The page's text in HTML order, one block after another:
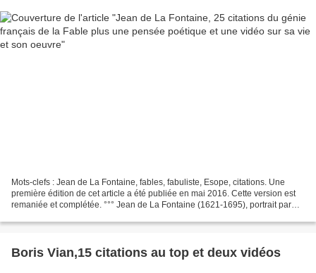
Mots-clefs : Jean de La Fontaine, fables, fabuliste, Esope, citations. Une
première édition de cet article a été publiée en mai 2016. Cette version est
remaniée et complétée. °°° Jean de La Fontaine (1621-1695), portrait par
Boris Vian,15 citations au top et deux vidéos